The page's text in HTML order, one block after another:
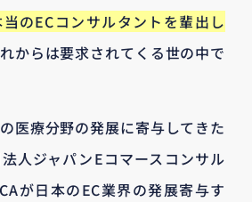
当のECコンサルタントを輩出し
からは要求されてくる世の中で
医療分野の発展に寄与してきた
人ジャパンEコマースコンサル
が日本のEC業界の発展寄与す